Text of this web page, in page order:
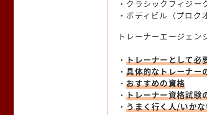
・クラシックフィジー
・ボディビル（プロク
トレーナーエージェン
・トレーナーとして必
・具体的なトレーナー
・おすすめの資格
・トレーナー資格試験
・うまく行く人/いか